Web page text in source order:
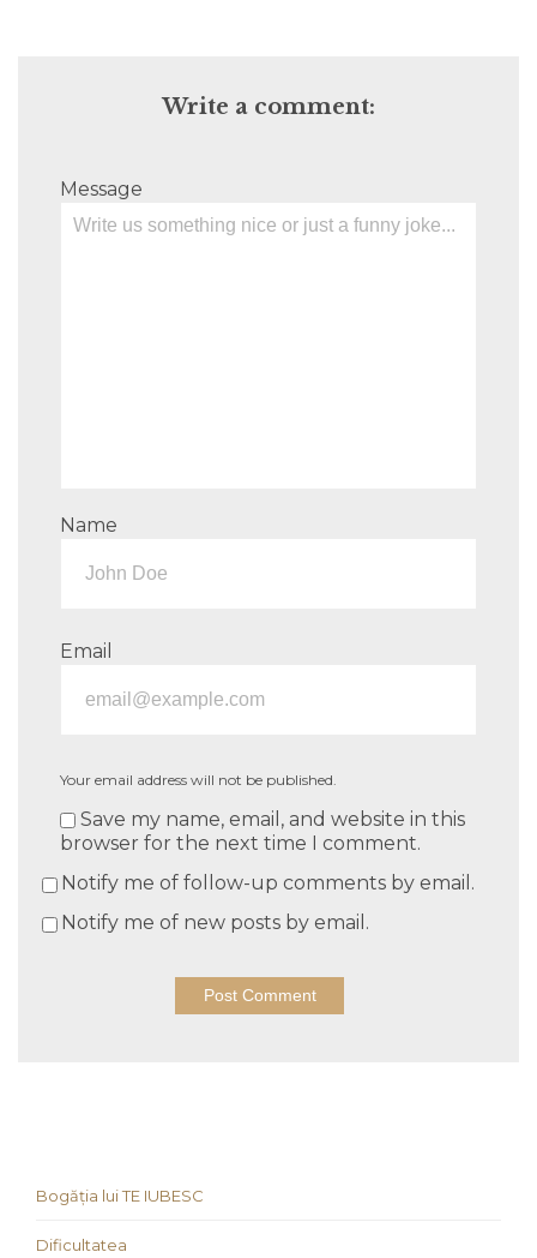
Write a comment:
Message
Name
Email
Your email address will not be published.
Save my name, email, and website in this
browser for the next time I comment.
Notify me of follow-up comments by email.
Notify me of new posts by email.
Bogăția lui TE IUBESC
Dificultatea